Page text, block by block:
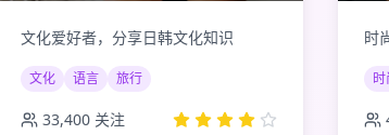
文化爱好者，分享日韩文化知识
文化 语言 旅行
33,400 关注
时
时